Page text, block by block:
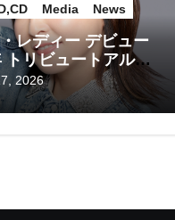
Media News
レディー デビュー
トリビュートアルバ
2026